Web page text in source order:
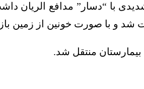
آمد، در دقیقه ۸۷ روی هوا برخورد
شد و با صورت خونین از زمین
بیمارستان منتقل شد.